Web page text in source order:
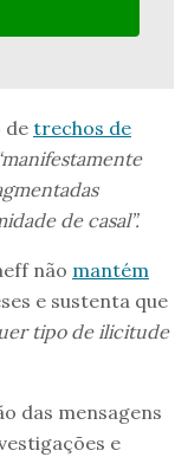
de trechos de
de casal”.
não mantém
e sustenta que
tipo de ilicitude
das mensagens
e